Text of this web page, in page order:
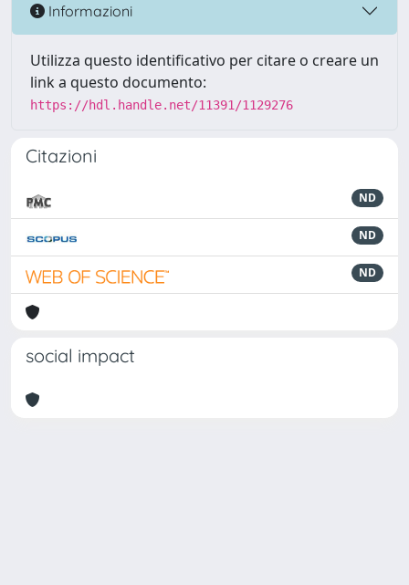
Informazioni
Utilizza questo identificativo per citare o creare un
link a questo documento:
https://hdl.handle.net/11391/1129276
Citazioni
ND
ND
ND
social impact